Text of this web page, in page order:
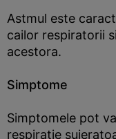
Astmul este
cailor respiratorii
acestora.
Simptome
Simptomele pot
respiratie